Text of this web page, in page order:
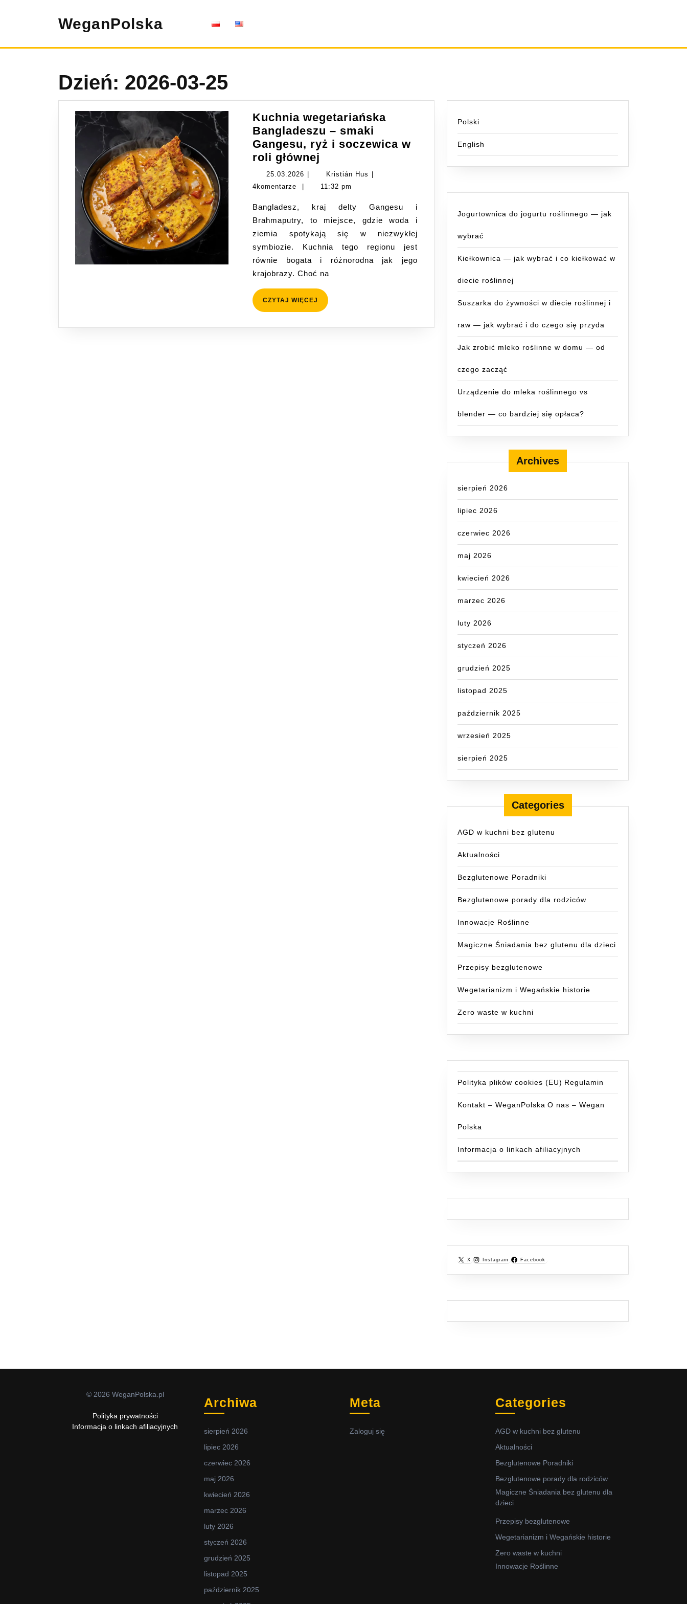
WeganPolska
Dzień: 2026-03-25
Kuchnia wegetariańska
Bangladeszu – smaki
Gangesu, ryż i soczewica w
roli głównej
wegetariańska
Bangladeszu
smaki
Gangesu,
ryż
i
soczewica
w
roli
głównej
25.03.2026 25.03.2026Kristián Hus Kristián
4komentarze
11:32 pm
Bangladesz, kraj delty Gangesu i
Brahmaputry, to miejsce, gdzie woda i
ziemia spotykają się w niezwykłej
symbiozie. Kuchnia tego regionu jest
równie bogata i różnorodna jak jego
krajobrazy. Choć na
CZYTAJ WIĘCEJ CZYTAJ
WIĘCEJ
Polski
English
Jogurtownica do jogurtu roślinnego — jak
wybrać
Kiełkownica — jak wybrać i co kiełkować w
diecie roślinnej
Suszarka do żywności w diecie roślinnej i
raw — jak wybrać i do czego się przyda
Jak zrobić mleko roślinne w domu — od
czego zacząć
Urządzenie do mleka roślinnego vs
blender — co bardziej się opłaca?
Archives
sierpień 2026
lipiec 2026
czerwiec 2026
maj 2026
kwiecień 2026
marzec 2026
luty 2026
styczeń 2026
grudzień 2025
listopad 2025
październik 2025
wrzesień 2025
sierpień 2025
Categories
AGD w kuchni bez glutenu
Aktualności
Bezglutenowe Poradniki
Bezglutenowe porady dla rodziców
Innowacje Roślinne
Magiczne Śniadania bez glutenu dla dzieci
Przepisy bezglutenowe
Wegetarianizm i Wegańskie historie
Zero waste w kuchni
Polityka plików cookies (EU) Regulamin
Kontakt – WeganPolska O nas – Wegan
Polska
Informacja o linkach afiliacyjnych
X Instagram Facebook
© 2026 WeganPolska.pl
Polityka prywatności
Informacja o linkach afiliacyjnych
Archiwa
sierpień 2026
lipiec 2026
czerwiec 2026
maj 2026
kwiecień 2026
marzec 2026
luty 2026
styczeń 2026
grudzień 2025
listopad 2025
październik 2025
Meta
Zaloguj się
Categories
AGD w kuchni bez glutenu
Aktualności
Bezglutenowe Poradniki
Bezglutenowe porady dla rodziców
Magiczne Śniadania bez glutenu dla
dzieci
Przepisy bezglutenowe
Wegetarianizm i Wegańskie historie
Zero waste w kuchni
Innowacje Roślinne